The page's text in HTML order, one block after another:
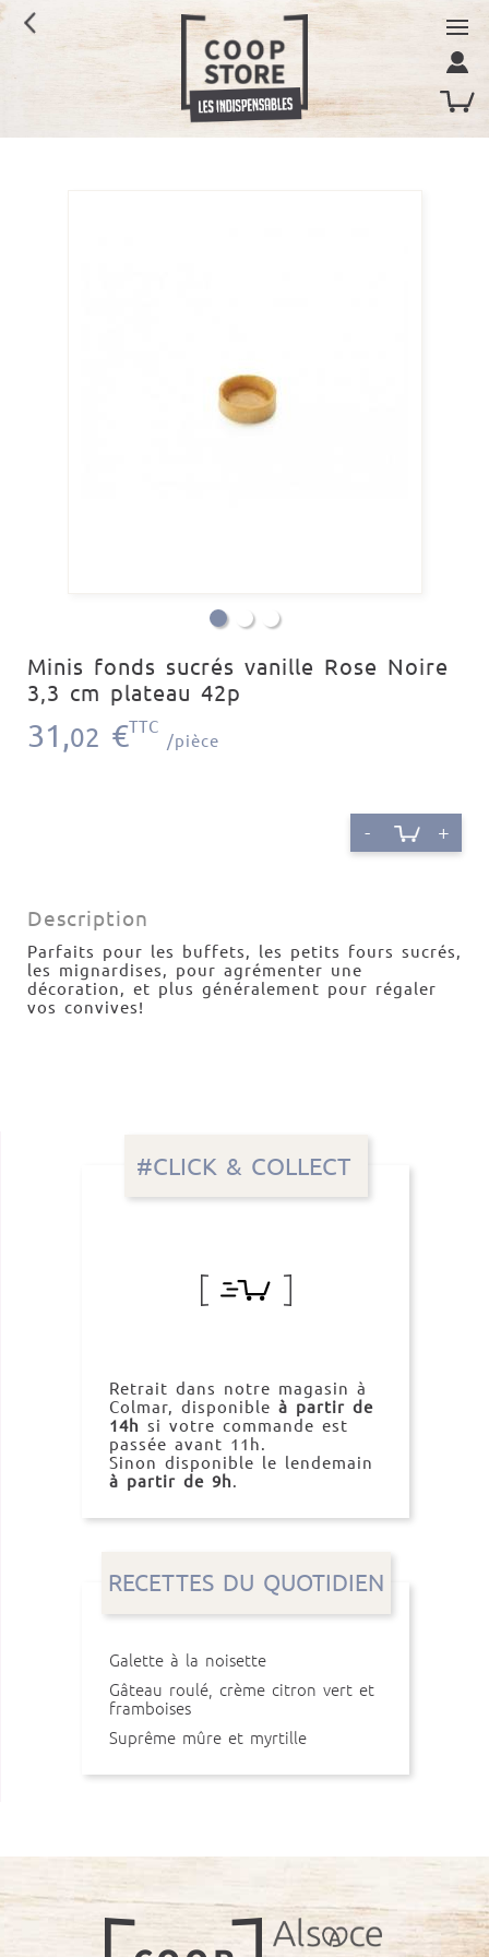
#CLICK & COLLECT
Retrait dans notre magasin à
Colmar, disponible à partir de
14h si votre commande est
passée avant 11h.
Sinon disponible le lendemain
à partir de 9h.
RECETTES DU QUOTIDIEN
Galette à la noisette
Gâteau roulé, crème citron vert et
framboises
Suprême mûre et myrtille
Minis fonds sucrés vanille Rose Noire
3,3 cm plateau 42p
31,02 €TTC
/pièce
- +
Description
Parfaits pour les buffets, les petits fours sucrés,
les mignardises, pour agrémenter une
décoration, et plus généralement pour régaler
vos convives!